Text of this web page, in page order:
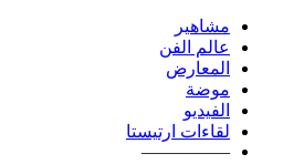
مشاهير
عالم الفن
المعارض
موضة
الفيديو
لقاءات ارتيستا
—————